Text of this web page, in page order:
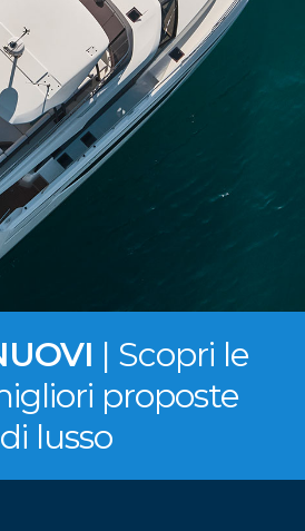
| Scopri le
proposte
di lusso